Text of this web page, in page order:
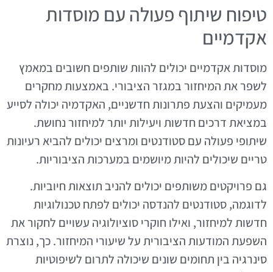
טיפוח שיתוף פעולה עם מוסדות
אקדמיים
מוסדות אקדמיים יכולים להוות שותפים חשובים במאמץ
לשפר את המיחזור במגזר הציבורי. באמצעות מחקרים
מעמיקים והצעת פתרונות חדשניים, האקדמיה יכולה לסייע
במציאת דרכים חדשות ויעילות יותר למיחזור נחושת.
שיתופי פעולה עם סטודנטים ומרצים יכולים להביא רעיונות
טריים שיכולים להיות מיושמים במערכות הציבוריות.
גם פרויקטים משותפים יכולים להניב תוצאות חיוביות.
לדוגמה, סטודנטים להנדסה יכולים לפתח טכנולוגיות
חדשות למיחזור, ואילו חוקרי סוציולוגיה עשויים לחקור את
השפעת המודעות הציבורית על שיעורי המיחזור. כך, נוצרת
סינרגיה בין תחומים שונים שיכולה לתרום לשיפוטיות